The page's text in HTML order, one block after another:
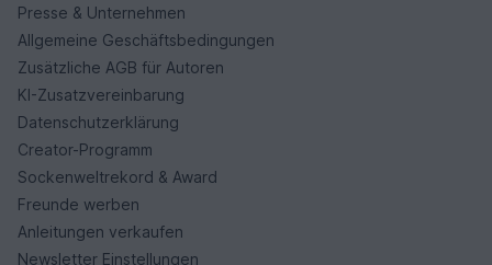
Presse & Unternehmen
Allgemeine Geschäftsbedingungen
Zusätzliche AGB für Autoren
KI-Zusatzvereinbarung
Datenschutzerklärung
Creator-Programm
Sockenweltrekord & Award
Freunde werben
Anleitungen verkaufen
Newsletter Einstellungen